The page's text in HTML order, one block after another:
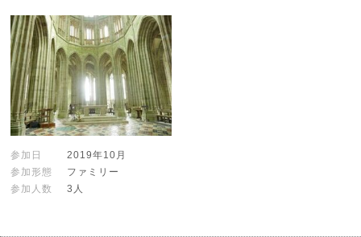
参加日
2019年10月
参加形態
ファミリー
参加人数
3人